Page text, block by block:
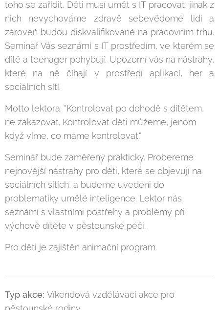
toho se zařídit. Děti musí umět s IT pracovat, jinak z
nich nevychováme zdravě sebevědomé lidi a
zároveň budou diskvalifikované na pracovním trhu.
Seminář Vás seznámí s IT prostředím, ve kterém se
dítě a teenager pohybují. Upozorní vás na nástrahy,
které na ně číhají v prostředí aplikací, her a
sociálních sítí.
Motto lektora: "Kontrolovat po dohodě s dítětem,
ne zakazovat. Kontrolovat děti můžeme, jenom
když víme, co máme kontrolovat."
Seminář bude zaměřený prakticky. Probereme
nejnovější nástrahy pro děti, které se objevují na
sociálních sítích, a budeme uvedeni do
problematiky umělé inteligence. Lektor nás
seznámí s vlastními postřehy a problémy při
výchově dítěte v pěstounské péči.
Pro děti je zajištěn animační program.
Typ akce: Víkendová vzdělávací akce pro